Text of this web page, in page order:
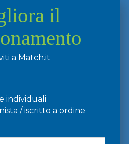
il
a Match.it
individuali
/ iscritto a ordine